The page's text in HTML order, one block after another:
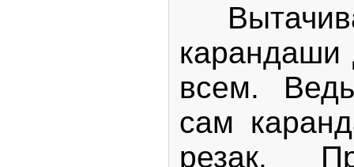
карандаши
всем.
сам
резак.